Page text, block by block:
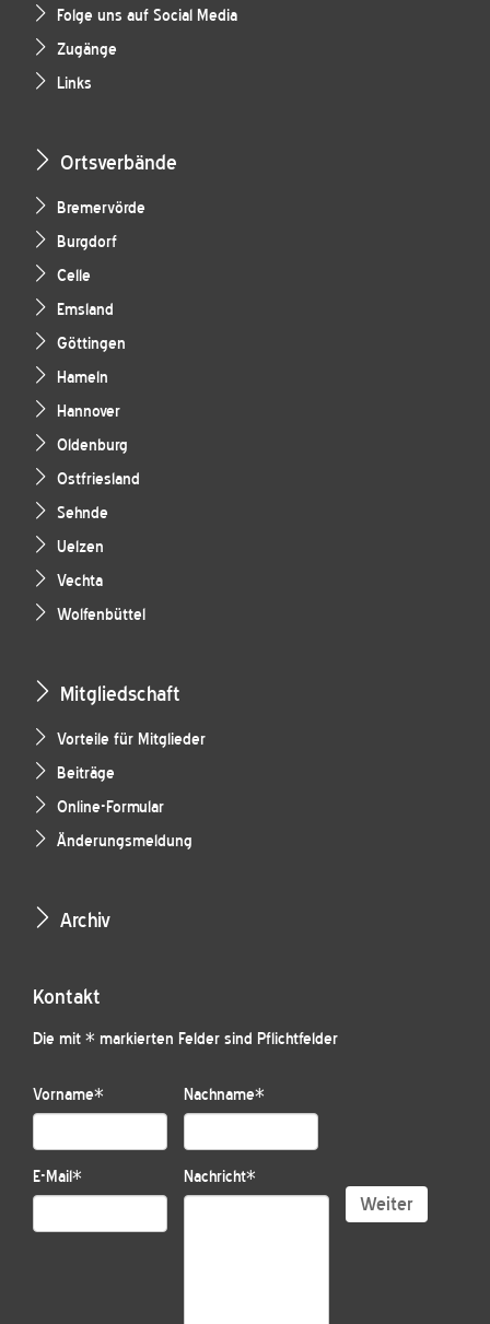
Folge uns auf Social Media
Zugänge
Links
Ortsverbände
Bremervörde
Burgdorf
Celle
Emsland
Göttingen
Hameln
Hannover
Oldenburg
Ostfriesland
Sehnde
Uelzen
Vechta
Wolfenbüttel
Mitgliedschaft
Vorteile für Mitglieder
Beiträge
Online-Formular
Änderungsmeldung
Archiv
Kontakt
Die mit * markierten Felder sind Pflichtfelder
Vorname* Nachname*
E-Mail* Nachricht*
Weiter